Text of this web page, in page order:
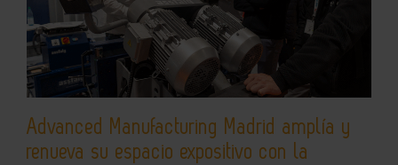
Advanced Manufacturing Madrid amplía y
renueva su espacio expositivo con la